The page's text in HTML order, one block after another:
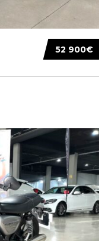
52 900€